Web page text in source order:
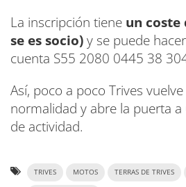
La inscripción tiene un coste
se es socio)y se puede
cuenta S55 2080 0445 38
Así, poco a poco Trives
normalidad y abre la puerta
de actividad.
TRIVES MOTOS TERRAS DE TRIVES